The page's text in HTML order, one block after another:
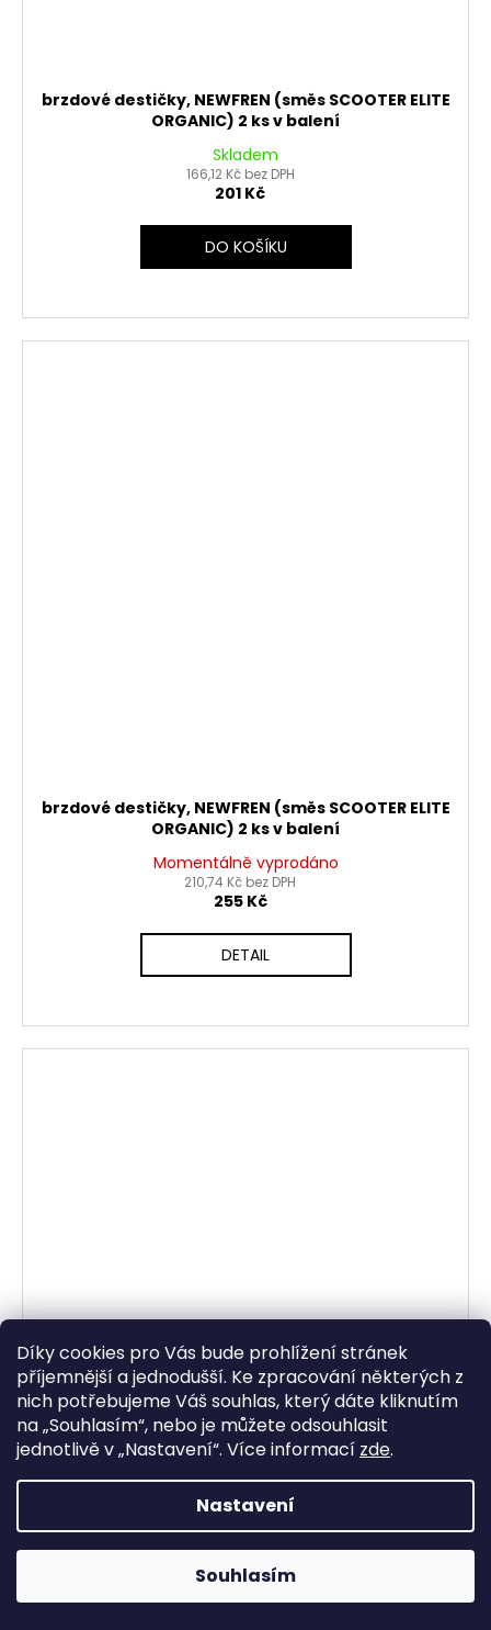
Díky cookies pro Vás bude prohlížení stránek
příjemnější a jednodušší. Ke zpracování některých z
nich potřebujeme Váš souhlas, který dáte kliknutím
na „Souhlasím“, nebo je můžete odsouhlasit
jednotlivě v „Nastavení“. Více informací zde.
Nastavení
Souhlasím
brzdové destičky, NEWFREN (směs SCOOTER ELITE
ORGANIC) 2 ks v balení
Skladem
166,12 Kč bez DPH
201 Kč
DO KOŠÍKU
brzdové destičky, NEWFREN (směs SCOOTER ELITE
ORGANIC) 2 ks v balení
Momentálně vyprodáno
210,74 Kč bez DPH
255 Kč
DETAIL
brzdové destičky, NEWFREN (směs SCOOTER ELITE
ORGANIC) 2 ks v balení
Skladem
254 Kč